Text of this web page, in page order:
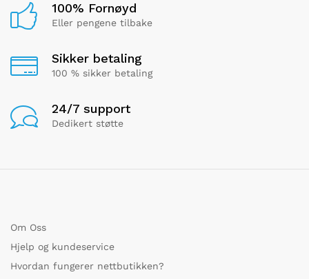
100% Fornøyd
Eller pengene tilbake
Sikker betaling
100 % sikker betaling
24/7 support
Dedikert støtte
Om Oss
Hjelp og kundeservice
Hvordan fungerer nettbutikken?